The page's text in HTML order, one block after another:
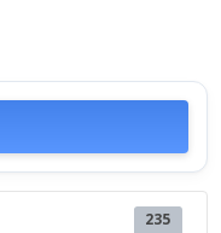
235